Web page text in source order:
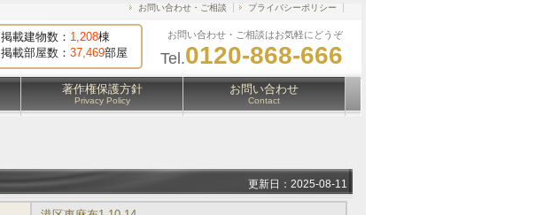
掲載建物数： 1,208棟
掲載部屋数： 37,469部屋
お問い合わせ・ご相談はお気軽にどうぞ
Tel.0120-868-666
お問い合わせ・ご相談 プライバシーポリシー
著作権保護方針
Privacy Policy
お問い合わせ
Contact
更新日：2025-08-11